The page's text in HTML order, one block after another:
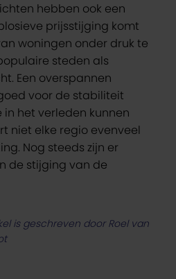
hebben ook een
prijsstijging komt
woningen onder druk te
steden als
Een overspannen
voor de stabiliteit
in het verleden kunnen
niet elke regio evenveel
Nog steeds zijn er
de stijging van de
is geschreven door Roel van